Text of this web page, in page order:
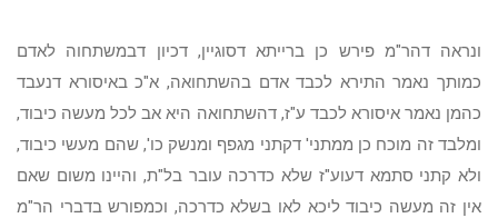
ונראה דהר"מ פירש כן ברייתא דסוגיין, דכיון דבמשתחוה לאדם
כמותך נאמר התירא לכבד אדם בהשתחואה, א"כ באיסורא דנעבד
כהמן נאמר איסורא לכבד ע"ז, דהשתחואה היא אב לכל מעשה כיבוד,
ומלבד זה מוכח כן ממתני' דקתני מגפף ומנשק כו', שהם מעשי כיבוד,
ולא קתני סתמא דעוע"ז שלא כדרכה עובר בל"ת, והיינו משום שאם
אין זה מעשה כיבוד ליכא לאו בשלא כדרכה, וכמפורש בדברי הר"מ